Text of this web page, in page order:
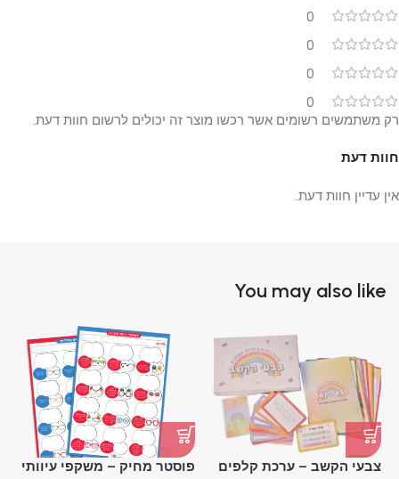
0
0
0
0
חוות דעת
אין עדיין חוות דעת.
רק משתמשים רשומים אשר רכשו מוצר זה יכולים לרשום חוות דעת.
You may also like
-17%
צבעי הקשב – ערכת קלפים
פוסטר מחיק – משקפי עיוותי